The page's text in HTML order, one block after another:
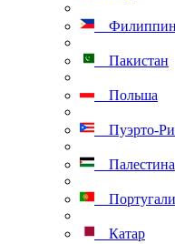
Пакистан
Польша
Пуэрто-
Палестина
Катар